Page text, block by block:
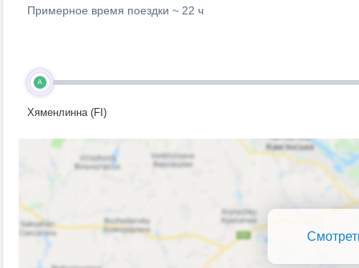
Примерное время поездки ~ 22 ч
A
Хяменлинна (FI)